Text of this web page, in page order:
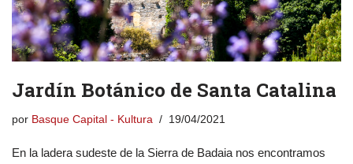
Jardín Botánico de Santa Catalina
por Basque Capital - Kultura 19/04/2021
En la ladera sudeste de la Sierra de Badaia nos encontramos